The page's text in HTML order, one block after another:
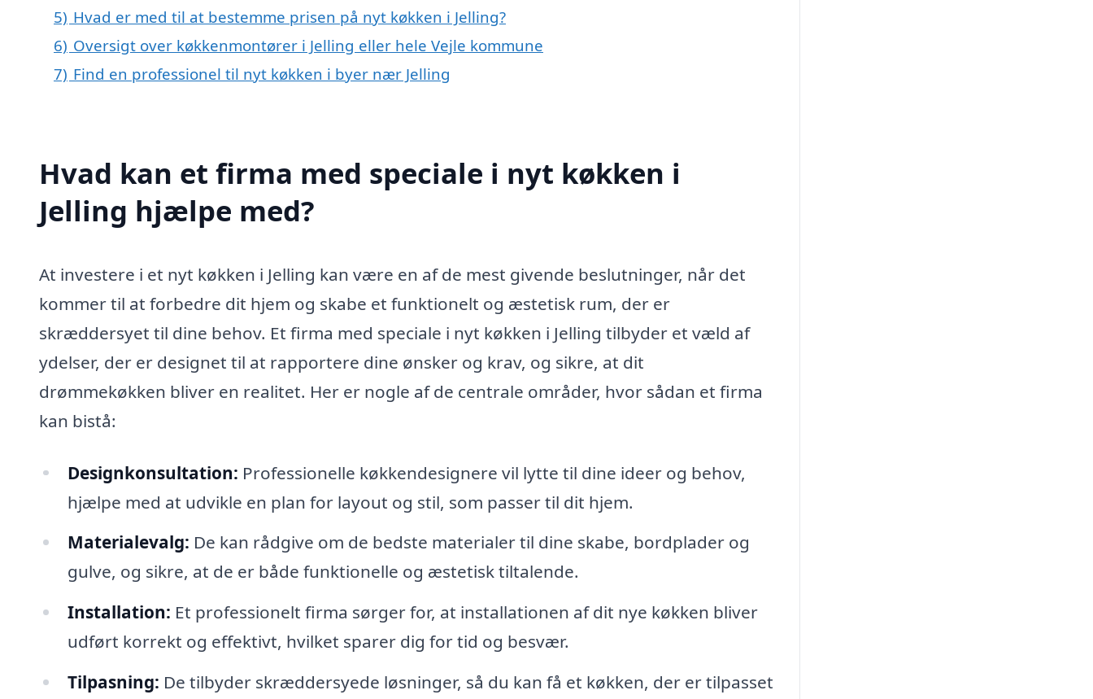
5) Hvad er med til at bestemme prisen på nyt køkken i Jelling?
6) Oversigt over køkkenmontører i Jelling eller hele Vejle kommune
7) Find en professionel til nyt køkken i byer nær Jelling
Hvad kan et firma med speciale i nyt køkken i
Jelling hjælpe med?
At investere i et nyt køkken i Jelling kan være en af de mest givende beslutninger, når det
kommer til at forbedre dit hjem og skabe et funktionelt og æstetisk rum, der er
skræddersyet til dine behov. Et firma med speciale i nyt køkken i Jelling tilbyder et væld af
ydelser, der er designet til at rapportere dine ønsker og krav, og sikre, at dit
drømmekøkken bliver en realitet. Her er nogle af de centrale områder, hvor sådan et firma
kan bistå:
Designkonsultation: Professionelle køkkendesignere vil lytte til dine ideer og behov,
hjælpe med at udvikle en plan for layout og stil, som passer til dit hjem.
Materialevalg: De kan rådgive om de bedste materialer til dine skabe, bordplader og
gulve, og sikre, at de er både funktionelle og æstetisk tiltalende.
Installation: Et professionelt firma sørger for, at installationen af dit nye køkken bliver
udført korrekt og effektivt, hvilket sparer dig for tid og besvær.
Tilpasning: De tilbyder skræddersyede løsninger, så du kan få et køkken, der er tilpasset